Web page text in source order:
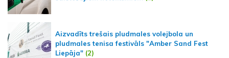
Aizvadīts trešais pludmales volejbola un
pludmales tenisa festivāls "Amber Sand Fest
Liepāja" (2)